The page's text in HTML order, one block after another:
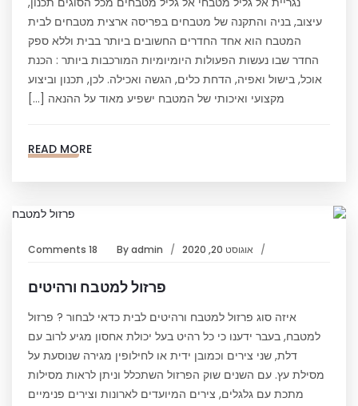
עיצוב, בניה והתקנה של מטבחים בפריסה ארצית מטבחים לבית
המטבח הוא אחד החדרים החשובים ביותר בבית וללא ספק
החדר שבו נעשות הפעולות היומיומיות המורכבות ביותר : הכנת
אוכל, בישול ואפיה, הדחת כלים, הגשה ואכילה. לכן, תכנון וביצוע
מקצועי ואיכותי של המטבח ישפיע מאוד על ההנאה […]
READ MORE
אוגוסט 20, 2020 Byadmin
18 Comments
פרזול למטבח ורהיטים
איזה סוג פרזול למטבח ורהיטים לבית כדאי לבחור ? פרזול
למטבח, בעבר ידענו כי כל רהיט בעל יכולת אחסון מגיע לרוב עם
דלת, שני צירים וכמובן ידית או לחילופין מגירה שנוסעת על
מסילת עץ. עם השנים שוק הפרזול השתכלל וניתן לראות מסילות
מתכת עם גלגלים, צירים המיועדים לארונות וצירים פנימיים